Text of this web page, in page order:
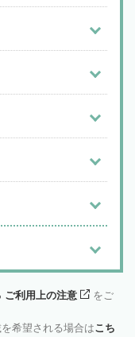
ご利用上の注意
をご
希望される場合はこち